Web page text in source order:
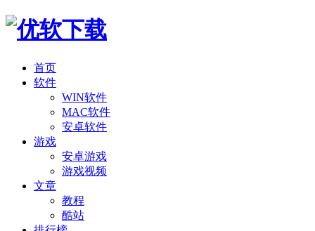
首页
软件
WIN软件
MAC软件
安卓软件
游戏
安卓游戏
游戏视频
文章
教程
酷站